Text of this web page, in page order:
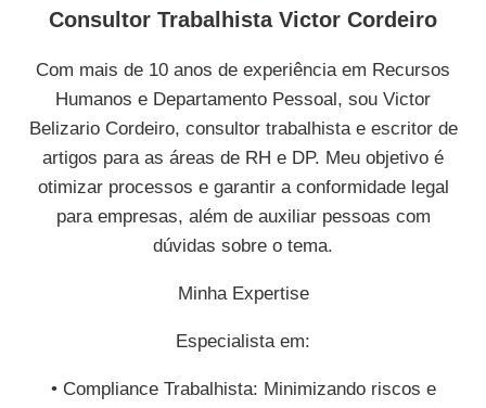
Consultor Trabalhista Victor Cordeiro
Com mais de 10 anos de experiência em Recursos
Humanos e Departamento Pessoal, sou Victor
Belizario Cordeiro, consultor trabalhista e escritor de
artigos para as áreas de RH e DP. Meu objetivo é
otimizar processos e garantir a conformidade legal
para empresas, além de auxiliar pessoas com
dúvidas sobre o tema.
Minha Expertise
Especialista em:
• Compliance Trabalhista: Minimizando riscos e